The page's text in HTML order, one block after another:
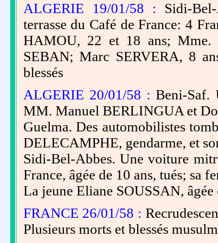
ALGERIE 19/01/58 : Sidi-
terrasse du Café de France: 4
HAMOU, 22 et 18 ans; Mme.
SEBAN; Marc SERVERA, 8
blessés
ALGERIE 20/01/58 : Beni-Saf.
MM. Manuel BERLINGUA et
Guelma. Des automobilistes
DELECAMPHE, gendarme, et
Sidi-Bel-Abbes. Une voiture
France, âgée de 10 ans, tués; sa
La jeune Eliane SOUSSAN, âgée
FRANCE 26/01/58 :
Plusieurs morts et blessés